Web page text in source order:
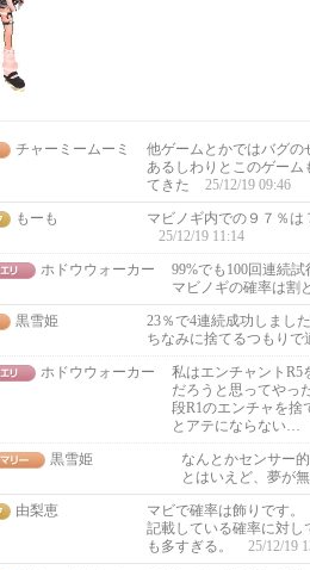
チャーミームーミ
他ゲームとかではバグ
あるしわりとこのゲーム
てきた
25/12/19 09:46
もーも
マビノギ内での９７％は
25/12/19 11:14
ホドウウォーカー
99%でも100回連続
マビノギの確率は割
黒雪姫
23％で4連続成功しまし
ちなみに捨てるつもりで
ホドウウォーカー
私はエンチャントR5
だろうと思ってやっ
段R1のエンチャを捨
とアテにならない…
黒雪姫
なんとかセンサー
とはいえど、夢が
由梨恵
マビで確率は飾りです。
記載している確率に対し
も多すぎる。
25/12/19